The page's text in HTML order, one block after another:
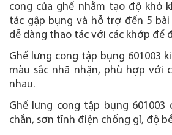
cong của ghế nhằm tạo độ khó
tác gập bụng và hỗ trợ đến 5 bài
dễ dàng thao tác với các khớp để
Ghế lưng cong tập bụng 601003
màu sắc nhã nhặn, phù hợp với
nhau.
Ghế lưng cong tập bụng 601003
chắn, sơn tĩnh điện chống gỉ, độ